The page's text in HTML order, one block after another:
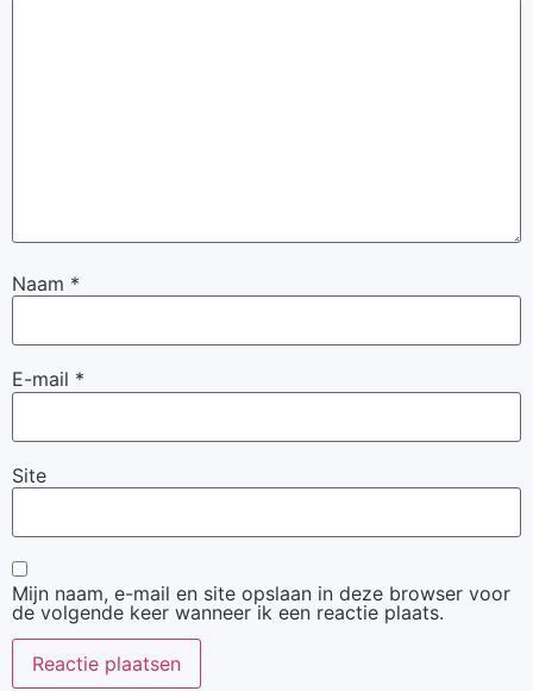
Naam *
E-mail *
Site
Mijn naam, e-mail en site opslaan in deze browser voor
de volgende keer wanneer ik een reactie plaats.